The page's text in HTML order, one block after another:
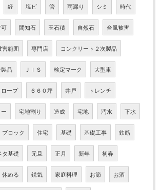
経 塩ビ 管 雨漏り シミ 時代
間知石 玉石積 自然石 台風被害
害範囲 専門店 コンクリート２次製品
品 ＪＩＳ 検定マーク 大型車
ロープ ６６０坪 井戸 トレンチ
宅地割り 造成 宅地 汚水 下水
ブロック 住宅 基礎 基礎工事 鉄筋
タ基礎 元旦 正月 新年 初春
休める 鋭気 家庭料理 お節 お酒